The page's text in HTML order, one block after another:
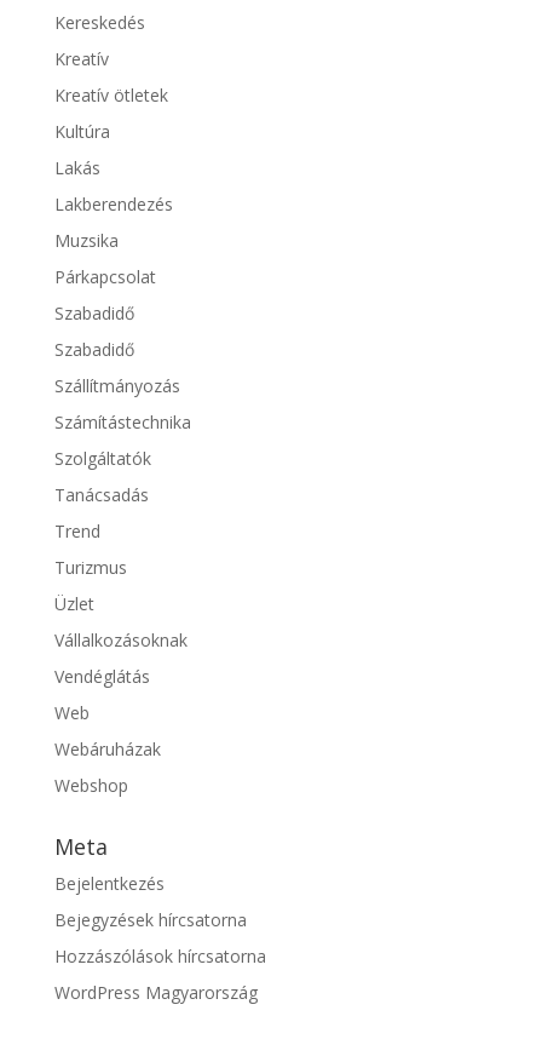
Kereskedés
Kreatív
Kreatív ötletek
Kultúra
Lakás
Lakberendezés
Muzsika
Párkapcsolat
Szabadidő
Szabadidő
Szállítmányozás
Számítástechnika
Szolgáltatók
Tanácsadás
Trend
Turizmus
Üzlet
Vállalkozásoknak
Vendéglátás
Web
Webáruházak
Webshop
Meta
Bejelentkezés
Bejegyzések hírcsatorna
Hozzászólások hírcsatorna
WordPress Magyarország